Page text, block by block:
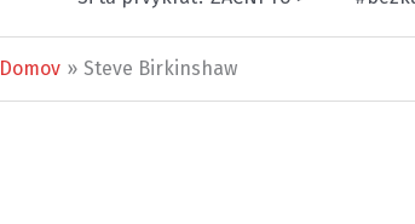
Domov Steve Birkinshaw